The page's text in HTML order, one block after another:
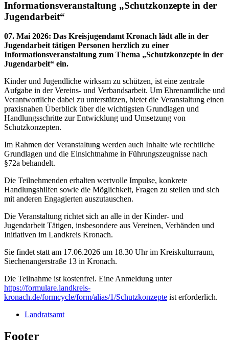
Informationsveranstaltung „Schutzkonzepte in der
Jugendarbeit“
07. Mai 2026: Das Kreisjugendamt Kronach lädt alle in der
Jugendarbeit tätigen Personen herzlich zu einer
Informationsveranstaltung zum Thema „Schutzkonzepte in der
Jugendarbeit“ ein.
Kinder und Jugendliche wirksam zu schützen, ist eine zentrale
Aufgabe in der Vereins- und Verbandsarbeit. Um Ehrenamtliche und
Verantwortliche dabei zu unterstützen, bietet die Veranstaltung einen
praxisnahen Überblick über die wichtigsten Grundlagen und
Handlungsschritte zur Entwicklung und Umsetzung von
Schutzkonzepten.
Im Rahmen der Veranstaltung werden auch Inhalte wie rechtliche
Grundlagen und die Einsichtnahme in Führungszeugnisse nach
§72a behandelt.
Die Teilnehmenden erhalten wertvolle Impulse, konkrete
Handlungshilfen sowie die Möglichkeit, Fragen zu stellen und sich
mit anderen Engagierten auszutauschen.
Die Veranstaltung richtet sich an alle in der Kinder- und
Jugendarbeit Tätigen, insbesondere aus Vereinen, Verbänden und
Initiativen im Landkreis Kronach.
Sie findet statt am 17.06.2026 um 18.30 Uhr im Kreiskulturraum,
Siechenangerstraße 13 in Kronach.
Die Teilnahme ist kostenfrei. Eine Anmeldung unter
https://formulare.landkreis-
kronach.de/formcycle/form/alias/1/Schutzkonzepte ist erforderlich.
Landratsamt
Footer